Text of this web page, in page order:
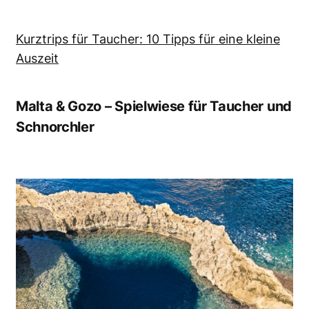
Kurztrips für Taucher: 10 Tipps für eine kleine
Auszeit
Malta & Gozo – Spielwiese für Taucher und
Schnorchler